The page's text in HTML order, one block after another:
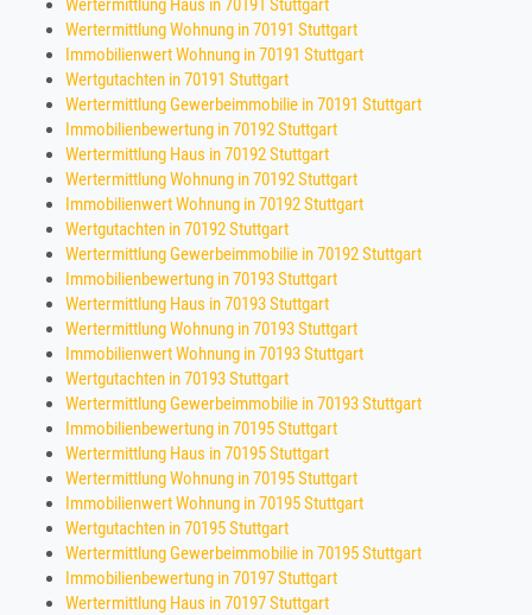
Wertermittlung Haus in 70191 Stuttgart
Wertermittlung Wohnung in 70191 Stuttgart
Immobilienwert Wohnung in 70191 Stuttgart
Wertgutachten in 70191 Stuttgart
Wertermittlung Gewerbeimmobilie in 70191 Stuttgart
Immobilienbewertung in 70192 Stuttgart
Wertermittlung Haus in 70192 Stuttgart
Wertermittlung Wohnung in 70192 Stuttgart
Immobilienwert Wohnung in 70192 Stuttgart
Wertgutachten in 70192 Stuttgart
Wertermittlung Gewerbeimmobilie in 70192 Stuttgart
Immobilienbewertung in 70193 Stuttgart
Wertermittlung Haus in 70193 Stuttgart
Wertermittlung Wohnung in 70193 Stuttgart
Immobilienwert Wohnung in 70193 Stuttgart
Wertgutachten in 70193 Stuttgart
Wertermittlung Gewerbeimmobilie in 70193 Stuttgart
Immobilienbewertung in 70195 Stuttgart
Wertermittlung Haus in 70195 Stuttgart
Wertermittlung Wohnung in 70195 Stuttgart
Immobilienwert Wohnung in 70195 Stuttgart
Wertgutachten in 70195 Stuttgart
Wertermittlung Gewerbeimmobilie in 70195 Stuttgart
Immobilienbewertung in 70197 Stuttgart
Wertermittlung Haus in 70197 Stuttgart